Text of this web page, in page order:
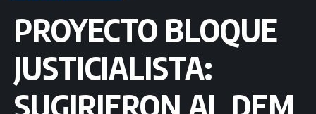
PROYECTO BLOQUE
JUSTICIALISTA:
SUGIRIERON AL DEM